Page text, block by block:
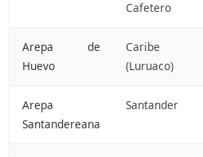
Cafetero
Arepa de
Huevo
Caribe
(Luruaco)
Arepa
Santandereana
Santander